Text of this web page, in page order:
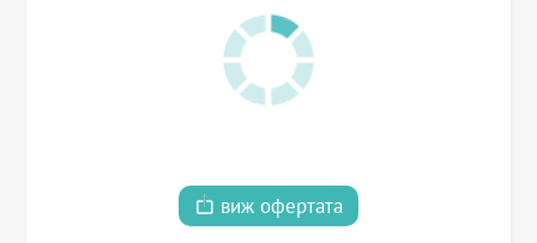
виж офертата